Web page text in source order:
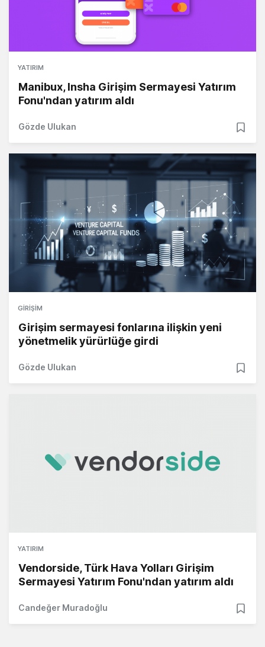
YATIRIM
Manibux, Insha Girişim Sermayesi Yatırım
Fonu'ndan yatırım aldı
Gözde Ulukan
GIRIŞIM
Girişim sermayesi fonlarına ilişkin yeni
yönetmelik yürürlüğe girdi
Gözde Ulukan
YATIRIM
Vendorside, Türk Hava Yolları Girişim
Sermayesi Yatırım Fonu'ndan yatırım aldı
Candeğer Muradoğlu